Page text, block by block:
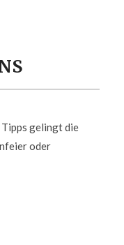
gelingt die
oder